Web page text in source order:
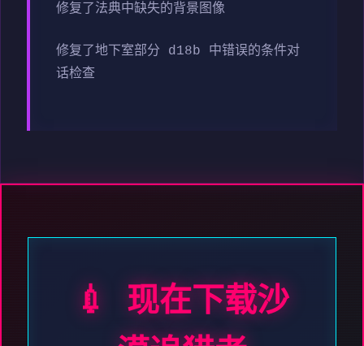
修复了法典中缺失的背景图像
修复了地下室部分 d18b 中错误的条件对
话检查
💉 现在下载沙